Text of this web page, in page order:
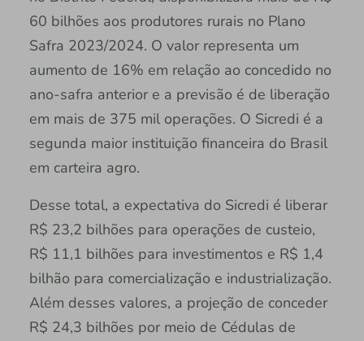
60 bilhões aos produtores rurais no Plano
Safra 2023/2024. O valor representa um
aumento de 16% em relação ao concedido no
ano-safra anterior e a previsão é de liberação
em mais de 375 mil operações. O Sicredi é a
segunda maior instituição financeira do Brasil
em carteira agro.
Desse total, a expectativa do Sicredi é liberar
R$ 23,2 bilhões para operações de custeio,
R$ 11,1 bilhões para investimentos e R$ 1,4
bilhão para comercialização e industrialização.
Além desses valores, a projeção de conceder
R$ 24,3 bilhões por meio de Cédulas de